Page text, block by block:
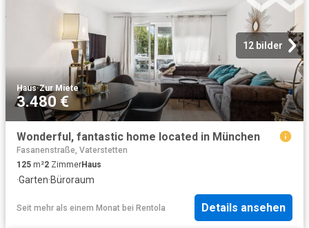
12 bilder
Haus·Zur Miete
3.480 €
Wonderful, fantastic home located in München
Fasanenstraße, Vaterstetten
125 m²2 ZimmerHaus
·Garten·Büroraum
Seit mehr als einem Monat bei Rentola Details ansehen